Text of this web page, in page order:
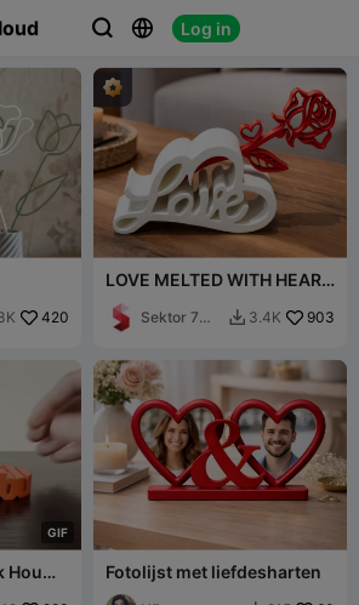
  Log in
 
420
LOVE MELTED WITH HEART
Sektor 7
 3.4K 903
GIF
Hou
Fotolijst met liefdesharten